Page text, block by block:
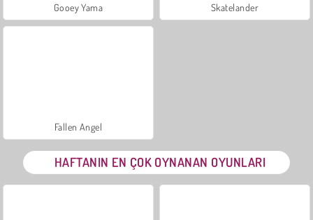
Gooey Yama Skatelander
Fallen Angel
HAFTANIN EN ÇOK OYNANAN OYUNLARI